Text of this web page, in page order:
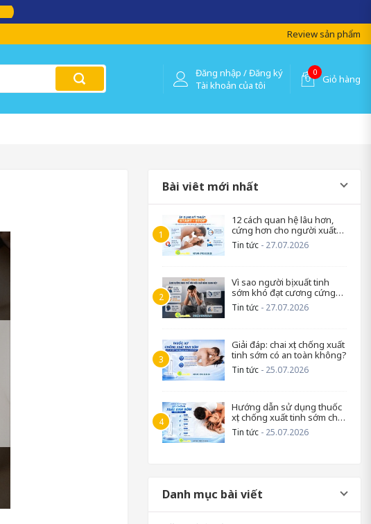
Review sản phẩm
Đăng nhập / Đăng ký
Tài khoản của tôi
0
Giỏ hàng
Bài viêt mới nhất
12 cách quan hệ lâu hơn,
cứng hơn cho người xuất
tinh sớm
Tin tức - 27.07.2026
Vì sao người bị xuất tinh
sớm khó đạt cương cứng
trở lại?
Tin tức - 27.07.2026
Giải đáp: chai xịt chống xuất
tinh sớm có an toàn không?
Tin tức - 25.07.2026
Hướng dẫn sử dụng thuốc
xịt chống xuất tinh sớm cho
nam
Tin tức - 25.07.2026
Danh mục bài viết